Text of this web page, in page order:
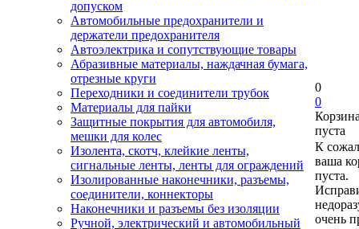
допуском
Автомобильные предохранители и
держатели предохранителя
Автоэлектрика и сопутствующие товары
Абразивные материалы, наждачная бумага,
отрезные круги
Переходники и соединители трубок
Материалы для пайки
Защитные покрытия для автомобиля,
мешки для колес
Изолента, скотч, клейкие ленты,
сигнальные ленты, ленты для ограждений
Изолированные наконечники, разъемы,
соединители, коннекторы
Наконечники и разъемы без изоляции
Ручной, электрический и автомобильный
0
0
пуста
К
ваша
пуста.
очень